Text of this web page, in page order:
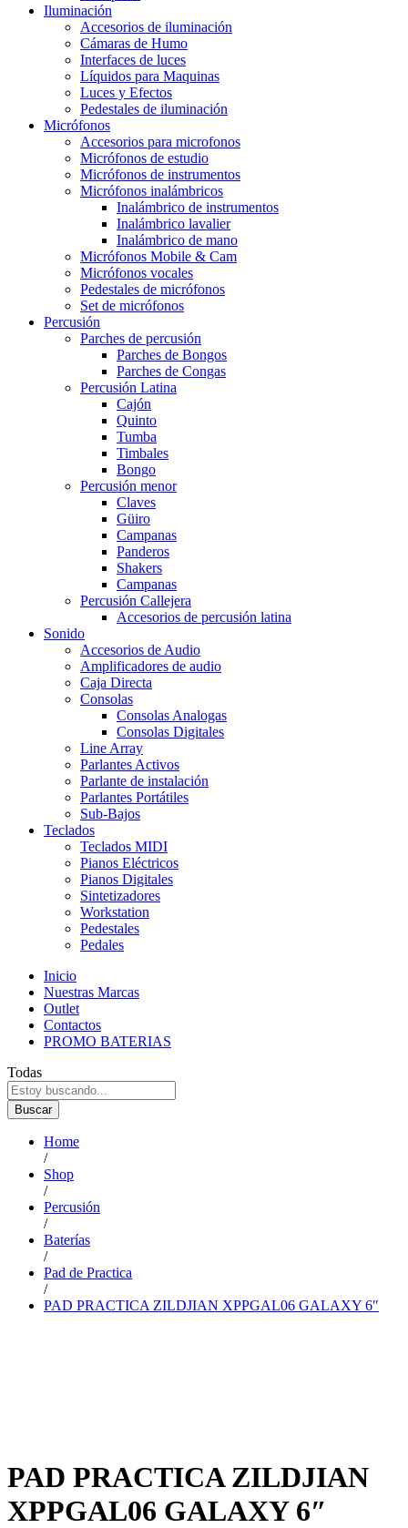
Iluminación
Accesorios de iluminación
Cámaras de Humo
Interfaces de luces
Líquidos para Maquinas
Luces y Efectos
Pedestales de iluminación
Micrófonos
Accesorios para microfonos
Micrófonos de estudio
Micrófonos de instrumentos
Micrófonos inalámbricos
Inalámbrico de instrumentos
Inalámbrico lavalier
Inalámbrico de mano
Micrófonos Mobile & Cam
Micrófonos vocales
Pedestales de micrófonos
Set de micrófonos
Percusión
Parches de percusión
Parches de Bongos
Parches de Congas
Percusión Latina
Cajón
Quinto
Tumba
Timbales
Bongo
Percusión menor
Claves
Güiro
Campanas
Panderos
Shakers
Campanas
Percusión Callejera
Accesorios de percusión latina
Sonido
Accesorios de Audio
Amplificadores de audio
Caja Directa
Consolas
Consolas Analogas
Consolas Digitales
Line Array
Parlantes Activos
Parlante de instalación
Parlantes Portátiles
Sub-Bajos
Teclados
Teclados MIDI
Pianos Eléctricos
Pianos Digitales
Sintetizadores
Workstation
Pedestales
Pedales
Inicio
Nuestras Marcas
Outlet
Contactos
PROMO BATERIAS
Todas
Buscar
Home
/
Shop
/
Percusión
/
Baterías
/
Pad de Practica
/
PAD PRACTICA ZILDJIAN XPPGAL06 GALAXY 6″
PAD PRACTICA ZILDJIAN
XPPGAL06 GALAXY 6″